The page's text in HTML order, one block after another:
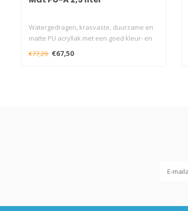
Watergedragen, krasvaste, duurzame en
matte PU acryllak met een goed kleur- en
€77,29 €67,50